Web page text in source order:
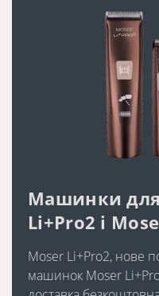
Машинки
Li+Pro2 і
Moser Li+Pro2, нове
машинок Moser